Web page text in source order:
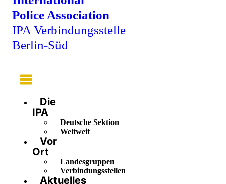
Police Association
IPA Verbindungsstelle
Berlin-Süd
Main
Menu
Die
IPA
Deutsche Sektion
Weltweit
Vor
Ort
Landesgruppen
Verbindungsstellen
Aktuelles